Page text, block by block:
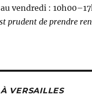
vendredi :
prudent de prendre
VERSAILLES